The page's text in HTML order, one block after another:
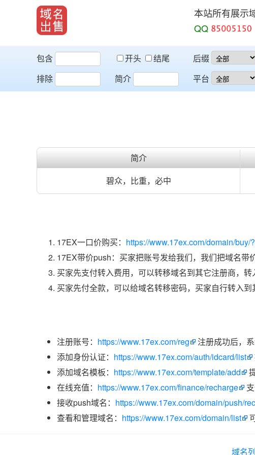
本站所有展示
QQ
包含 开头
结尾
排除
简介
后缀
平台
简介
碧众，比重，必中
17EX一口价购买： https://www.17ex.com/domain/
17EX带价push：买家把账号发给我们，我们把域名带
买家先支付转入费用，可以转移域名到其它注册商，转
买家先付全款，可以给域名转移密码，买家自行转入到
注册账号： https://www.17ex.com/reg
注册成功后，
添加身份认证： https://www.17ex.com/auth/idcard/list
添加域名模板： https://www.17ex.com/template/add
在线充值： https://www.17ex.com/finance/recharge
接收push域名： https://www.17ex.com/domain/push/
查看和管理域名： https://www.17ex.com/domain/list
域名